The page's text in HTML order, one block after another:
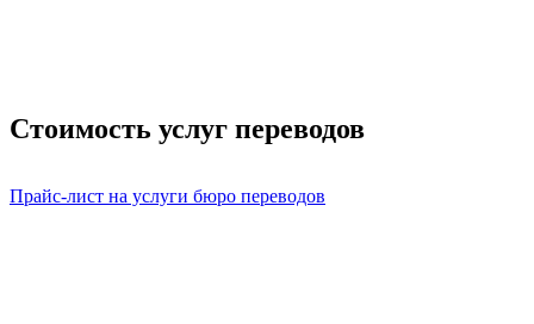
Стоимость услуг переводов
Прайс-лист на услуги бюро переводов